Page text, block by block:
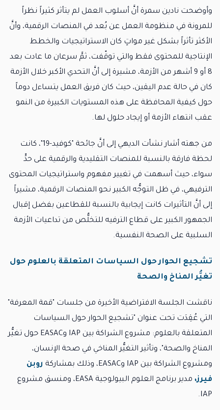
وأوضحت نادين سمرة أنَّ أسلوب العمل لم يتأثر كثيراً نظراً
للمرونة في منظومة العمل عن بُعد في المنصات الرقمية، وأنَّ
الأكثر تأثراً بشكل غير مواتٍ كان الاستراتيجيات والخطط
الإنتاجية للمحتوى فقط والتي توقّفت، ثمَّ سرعان ما عادت بعد
8 أو 9 أشهر من الأزمة، مشيرة إلى أنَّ التحدي الأكبر خلال الأزمة
كان في حالة عدم اليقين، حيث كان فريق العمل يتساءل دوماً
حول كيفية المحافظة على هذه المستويات الكبيرة من النمو
عقب انتهاء الأزمة أو إيجاد حلول لها.
من جهته أشار نشأت الديهي إلى أنَّ جائحة "كوفيد-19"، كانت
لحظة فارقة بالنسبة للمنصات التقليدية والرقمية على حدٍّ
سواء، حيث أسهمت في تغيير مفهوم واستراتيجيات المحتوى
الترفيهي، في ظل التوجُّه الكبير نحو المنصات الرقمية، مشيراً
إلى أنَّ التأثيرات كانت إيجابية بالنسبة للقطاعين بفضل إقبال
الجمهور الكبير على قطاع الترفيه للتخلُّص من تداعيات الأزمة
السلبية على الصحة النفسية.
تشجيع الحوار حول السياسات المتعلقة بالعلوم حول
تغيُّر المناخ والصحة
ناقشت الجلسة الافتراضية الأخيرة من جلسات "قمة المعرفة"
التي عُقِدَت تحت عنوان "تشجيع الحوار حول السياسات
المتعلقة بالعلوم: مشروع الشراكة بين IAP وEASAC حول تغيُّر
المناخ والصحة"، وتأثير التغيُّر المناخي في صحة الإنسان،
ومشروع الشراكة بين IAP وEASAC، وذلك بمشاركة
روبن
فيرز،
مدير برنامج العلوم البيولوجية EASA، ومنسق مشروع
IAP.